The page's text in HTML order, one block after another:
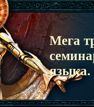
Мега
языка.